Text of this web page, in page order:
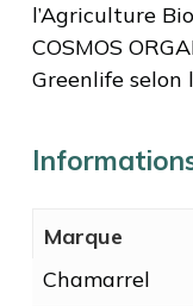
l’Agriculture
COSMOS
Greenlife selon
Marque
Chamarrel